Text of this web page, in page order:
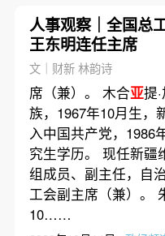
人事观察｜全国总
王东明连任主席
文｜财新 林韵诗
席（兼）。 木合亚提
族，1967年10月生，
入中国共产党，1986
究生学历。 现任新疆
组成员、副主任，自
工会副主席（兼）。
10……